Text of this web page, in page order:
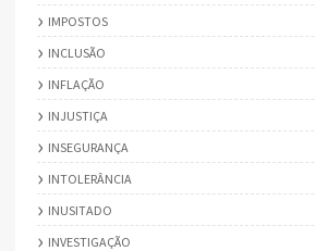
IMPOSTOS
INCLUSÃO
INFLAÇÃO
INJUSTIÇA
INSEGURANÇA
INTOLERÂNCIA
INUSITADO
INVESTIGAÇÃO